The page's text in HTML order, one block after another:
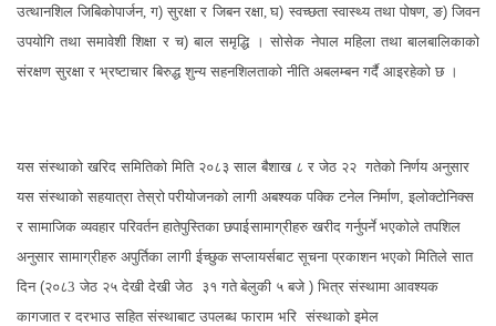
उत्थानशिल जिबिकोपार्जन, ग) सुरक्षा र जिबन रक्षा,घ) स्वच्छता स्वास्थ्य तथा पोषण, ङ) जिवन
उपयोगि तथा समावेशी शिक्षा र च)बाल समृद्धि । सोसेक नेपाल महिला तथा बालबालिकाको
संरक्षण सुरक्षा र भ्रष्टाचार बिरुद्ध शुन्य सहनशिलताको नीति अबलम्बन गर्दै आइरहेको छ ।
यस संस्थाको खरिद समितिको मिति २०८३ साल बैशाख ८ र जेठ २२ गतेको निर्णय अनुसार
यस संस्थाको सहयात्रा तेस्रो परीयोजनको लागी अबश्यक पक्कि टनेल निर्माण, इलोक्टोनिक्स
र सामाजिक व्यवहार परिवर्तन हातेपुस्तिका छपाईसामाग्रीहरु खरीद गर्नुपर्ने भएकोले तपशिल
अनुसार सामाग्रीहरु अपुर्तिका लागी ईच्छुक सप्लायर्सबाट सूचना प्रकाशन भएको मितिले सात
दिन (२०८3 जेठ २५ देखी देखी जेठ ३१ गते बेलुकी ५ बजे ) भित्र संस्थामा आवश्यक
कागजात र दरभाउ सहित संस्थाबाट उपलब्ध फाराम भरि संस्थाको इमेल